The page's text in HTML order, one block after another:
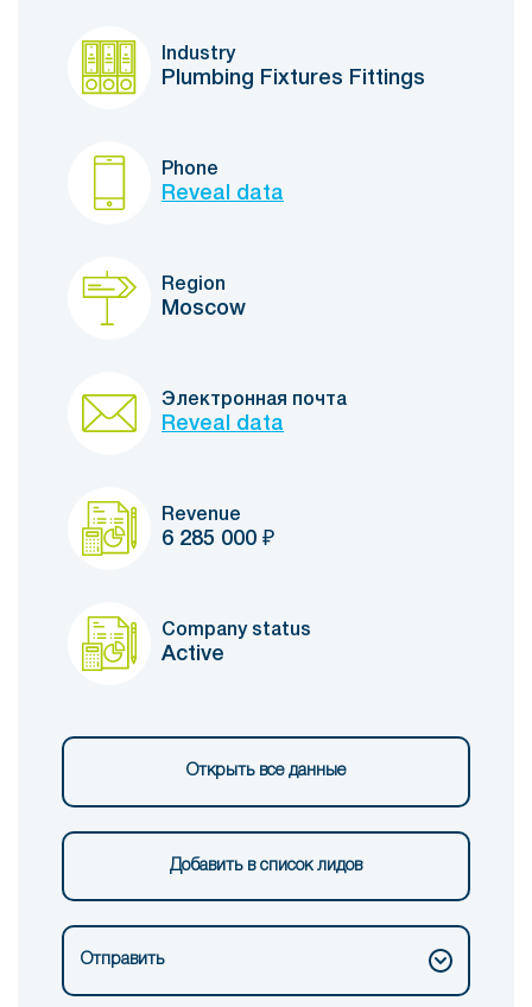
Industry
Plumbing Fixtures Fittings
Phone
Reveal data
Region
Moscow
Электронная почта
Reveal data
Revenue
6 285 000 ₽
Company status
Active
Открыть все данные
Добавить в список лидов
Отправить